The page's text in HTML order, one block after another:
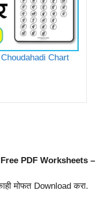
Choudahadi Chart
PDF Worksheets –
काही मोफत Download करा.